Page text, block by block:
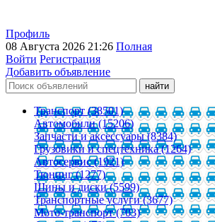
Профиль
08 Августа 2026 21:26 Полная
Войти Регистрация
Добавить объявление
Транспорт (38501)
Автомобили (15206)
Запчасти и аксессуары (8384)
Грузовики и спецтехника (1264)
Автосервис (1921)
Тюнинг (1277)
Шины и диски (5599)
Транспортные услуги (3677)
Мото-транспорт (703)